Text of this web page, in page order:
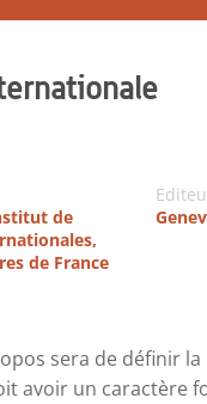
de
de France
sera de définir
avoir un caractère